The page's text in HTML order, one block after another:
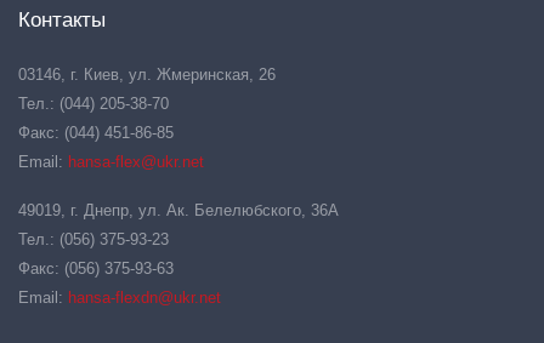
Контакты
03146, г. Киев, ул. Жмеринская, 26
Тел.: (044) 205-38-70
Факс: (044) 451-86-85
Email: hansa-flex@ukr.net
49019, г. Днепр, ул. Ак. Белелюбского, 36А
Тел.: (056) 375-93-23
Факс: (056) 375-93-63
Email: hansa-flexdn@ukr.net